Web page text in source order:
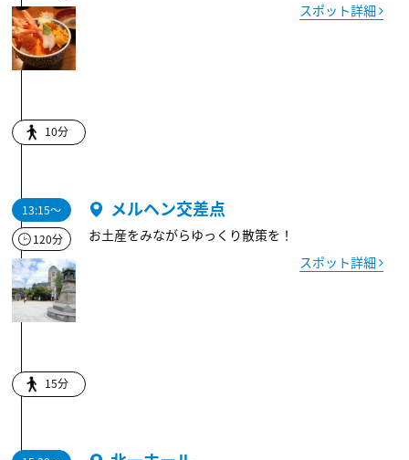
スポット詳細
10分
13:15～
120分
メルヘン交差点
お土産をみながらゆっくり散策を！
スポット詳細
15分